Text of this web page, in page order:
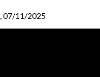
,07/11/2025